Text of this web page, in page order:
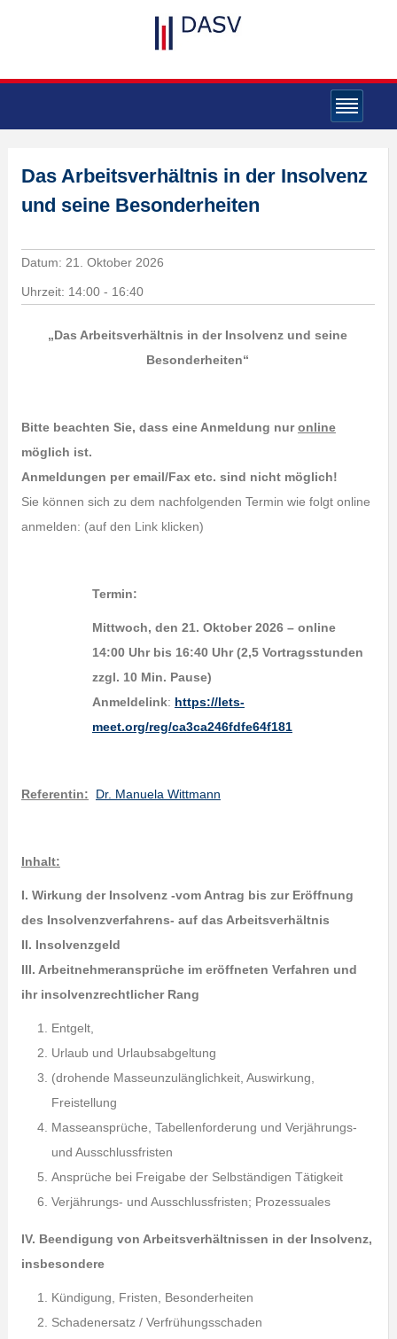
Das Arbeitsverhältnis in der Insolvenz
und seine Besonderheiten
Datum: 21. Oktober 2026
Uhrzeit: 14:00 - 16:40
„Das Arbeitsverhältnis in der Insolvenz und seine
Besonderheiten“
Bitte beachten Sie, dass eine Anmeldung nuronline
möglich ist.
Anmeldungen per email/Fax etc. sind nicht möglich!
Sie können sich zu dem nachfolgenden Termin wie folgt online
anmelden: (auf den Link klicken)
Termin:
Mittwoch, den 21. Oktober 2026 – online
14:00 Uhr bis 16:40 Uhr (2,5 Vortragsstunden
zzgl. 10 Min. Pause)
Anmeldelink: https://lets-
meet.org/reg/ca3ca246fdfe64f181
Referentin: Dr. Manuela Wittmann
Inhalt:
I. Wirkung der Insolvenz -vom Antrag bis zur Eröffnung
des Insolvenzverfahrens- auf das Arbeitsverhältnis
II. Insolvenzgeld
III. Arbeitnehmeransprüche im eröffneten Verfahren und
ihr insolvenzrechtlicher Rang
Entgelt,
Urlaub und Urlaubsabgeltung
(drohende Masseunzulänglichkeit, Auswirkung,
Freistellung
Masseansprüche, Tabellenforderung und Verjährungs-
und Ausschlussfristen
Ansprüche bei Freigabe der Selbständigen Tätigkeit
Verjährungs- und Ausschlussfristen; Prozessuales
IV. Beendigung von Arbeitsverhältnissen in der Insolvenz,
insbesondere
Kündigung, Fristen, Besonderheiten
Schadenersatz / Verfrühungsschaden